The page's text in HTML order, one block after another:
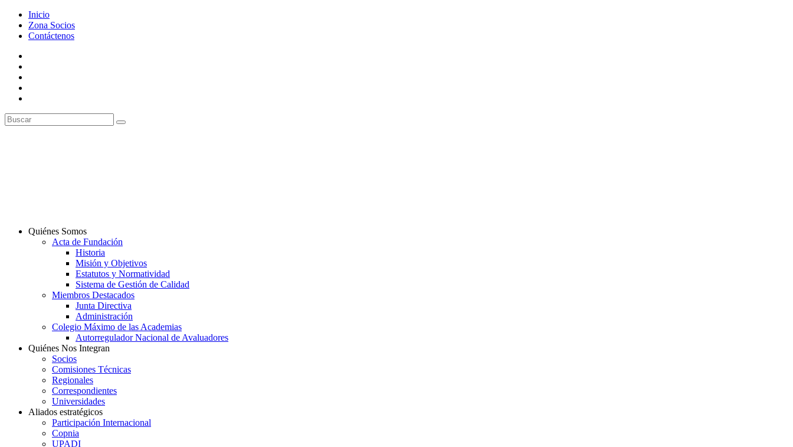
Inicio
Zona Socios
Contáctenos
Quiénes Somos
Acta de Fundación
Historia
Misión y Objetivos
Estatutos y Normatividad
Sistema de Gestión de Calidad
Miembros Destacados
Junta Directiva
Administración
Colegio Máximo de las Academias
Autorregulador Nacional de Avaluadores
Quiénes Nos Integran
Socios
Comisiones Técnicas
Regionales
Correspondientes
Universidades
Aliados estratégicos
Participación Internacional
Copnia
UPADI